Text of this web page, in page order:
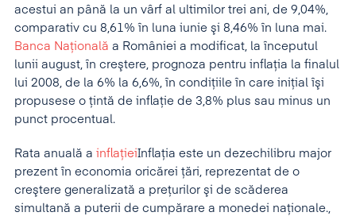
acestui an până la un vârf al ultimilor trei ani, de 9,04%,
comparativ cu 8,61% în luna iunie şi 8,46% în luna mai.
Banca Naţională a României a modificat, la începutul
lunii august, în creştere, prognoza pentru inflaţia la finalul
lui 2008, de la 6% la 6,6%, în condiţiile în care iniţial îşi
propusese o ţintă de inflaţie de 3,8% plus sau minus un
punct procentual.
Rata anuală a inflaţieiInflaţia este un dezechilibru major
prezent în economia oricărei ţări, reprezentat de o
creştere generalizată a preţurilor şi de scăderea
simultană a puterii de cumpărare a monedei naţionale.,